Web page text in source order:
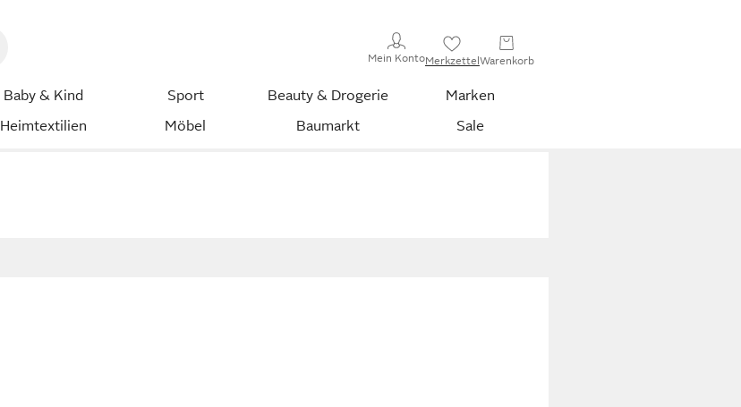
Mein KontoMerkzettelWarenkorb
Baby & Kind Sport Beauty & Drogerie
Marken
Heimtextilien Möbel Baumarkt Sale